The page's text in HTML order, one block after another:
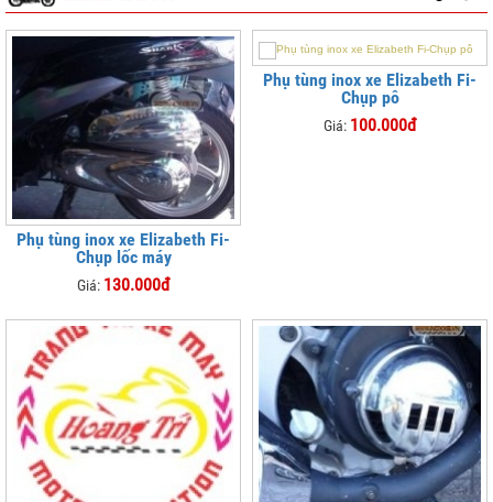
Phụ tùng inox xe Elizabeth Fi-
Chụp lốc máy
Giá: 130.000đ
Phụ tùng inox xe Elizabeth Fi-
Chụp pô
Giá: 100.000đ